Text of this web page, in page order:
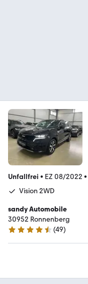
Unfallfrei • EZ 08/2022 •
Vision 2WD
sandy Automobile
30952 Ronnenberg
4.7 Sterne
(49)